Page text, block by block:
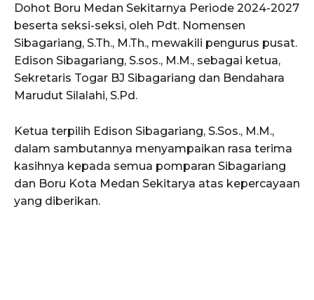
Dohot Boru Medan Sekitarnya Periode 2024-2027
beserta seksi-seksi, oleh Pdt. Nomensen
Sibagariang, S.Th., M.Th., mewakili pengurus pusat.
Edison Sibagariang, S.sos., M.M., sebagai ketua,
Sekretaris Togar BJ Sibagariang dan Bendahara
Marudut Silalahi, S.Pd.
Ketua terpilih Edison Sibagariang, S.Sos., M.M.,
dalam sambutannya menyampaikan rasa terima
kasihnya kepada semua pomparan Sibagariang
dan Boru Kota Medan Sekitarya atas kepercayaan
yang diberikan.